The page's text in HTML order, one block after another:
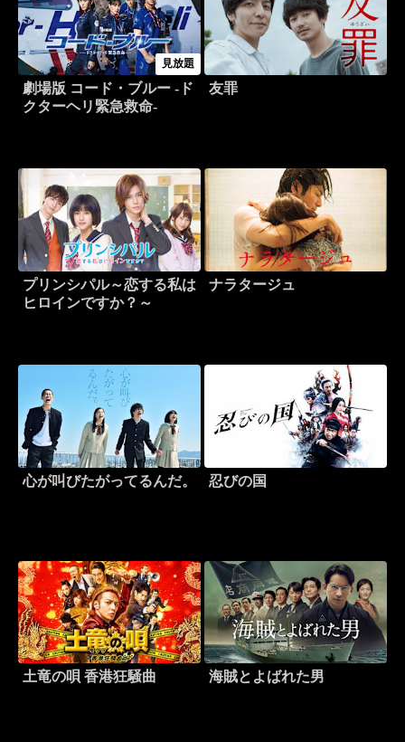
見放題
劇場版 コード・ブルー -ド
クターヘリ緊急救命-
友罪
プリンシパル～恋する私は
ヒロインですか？～
ナラタージュ
心が叫びたがってるんだ。 忍びの国
土竜の唄 香港狂騒曲 海賊とよばれた男